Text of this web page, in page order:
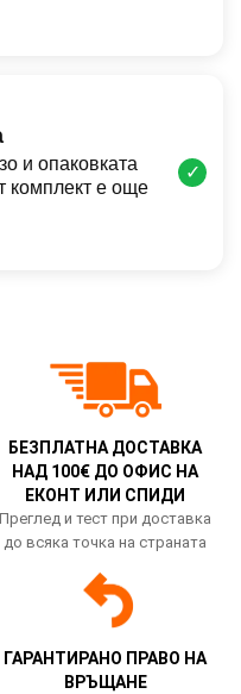
и опаковката
комплект е още
✓
БЕЗПЛАТНА ДОСТАВКА
НАД 100€ ДО ОФИС НА
ЕКОНТ ИЛИ СПИДИ
Преглед и тест при доставка
до всяка точка на страната
ГАРАНТИРАНО ПРАВО НА
ВРЪЩАНЕ